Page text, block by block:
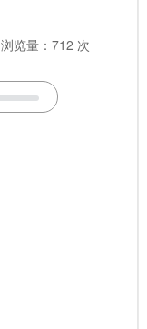
浏览量：712 次